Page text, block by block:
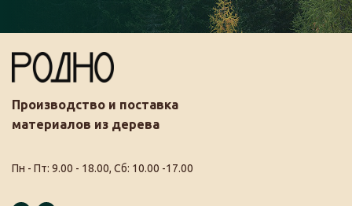
Производство и поставка
материалов из дерева
Пн - Пт: 9.00 - 18.00, Сб: 10.00 -17.00